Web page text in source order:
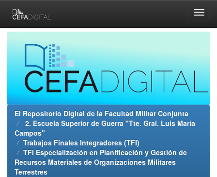
navigation
El Repositorio Digital de la Facultad Militar Conjunta
2. Escuela Superior de Guerra "Tte. Gral. Luis María
Campos"
Trabajos Finales Integradores (TFI)
TFI Especialización en Planificación y Gestión de
Recursos Materiales de Organizaciones Militares
Terrestres